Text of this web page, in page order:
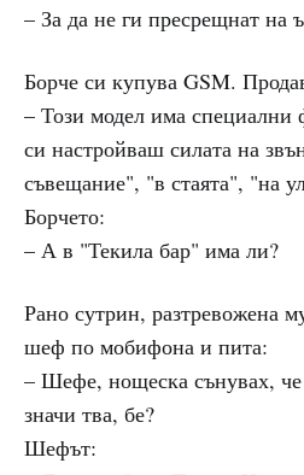
– За да не ги пресрещнат на
Борче си купува GSM.
– Този модел има
си настройваш силата на
съвещание", "в стаята", "на
Борчето:
– А в "Текила бар" има ли?
Рано сутрин, разтревожена
шеф по мобифона и пита:
– Шефе, нощеска сънувах,
значи тва, бе?
Шефът: